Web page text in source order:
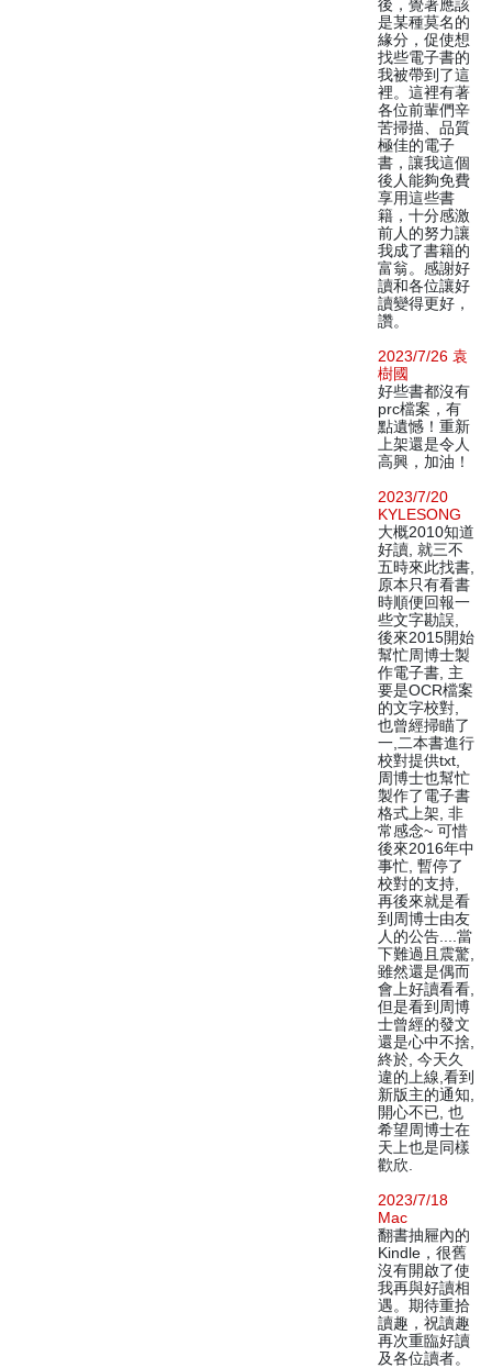
後，覺著應該
是某種莫名的
緣分，促使想
找些電子書的
我被帶到了這
裡。這裡有著
各位前輩們辛
苦掃描、品質
極佳的電子
書，讓我這個
後人能夠免費
享用這些書
籍，十分感激
前人的努力讓
我成了書籍的
富翁。感謝好
讀和各位讓好
讀變得更好，
讚。
2023/7/26 袁
樹國
好些書都沒有
prc檔案，有
點遺憾！重新
上架還是令人
高興，加油！
2023/7/20
KYLESONG
大概2010知道
好讀, 就三不
五時來此找書,
原本只有看書
時順便回報一
些文字勘誤,
後來2015開始
幫忙周博士製
作電子書, 主
要是OCR檔案
的文字校對,
也曾經掃瞄了
一,二本書進行
校對提供txt,
周博士也幫忙
製作了電子書
格式上架, 非
常感念~ 可惜
後來2016年中
事忙, 暫停了
校對的支持,
再後來就是看
到周博士由友
人的公告....當
下難過且震驚,
雖然還是偶而
會上好讀看看,
但是看到周博
士曾經的發文
還是心中不捨,
終於, 今天久
違的上線,看到
新版主的通知,
開心不已, 也
希望周博士在
天上也是同樣
歡欣.
2023/7/18
Mac
翻書抽屜內的
Kindle，很舊
沒有開啟了使
我再與好讀相
遇。期待重拾
讀趣，祝讀趣
再次重臨好讀
及各位讀者。